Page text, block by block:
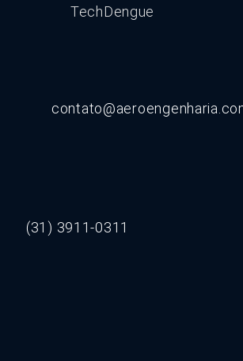
TechDengue
(31) 3911-0311